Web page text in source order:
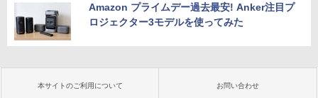
Amazon プライムデー過去最安! Anker注目プ
ロジェクター3モデルを使ってみた
本サイトのご利用について お問い合わせ